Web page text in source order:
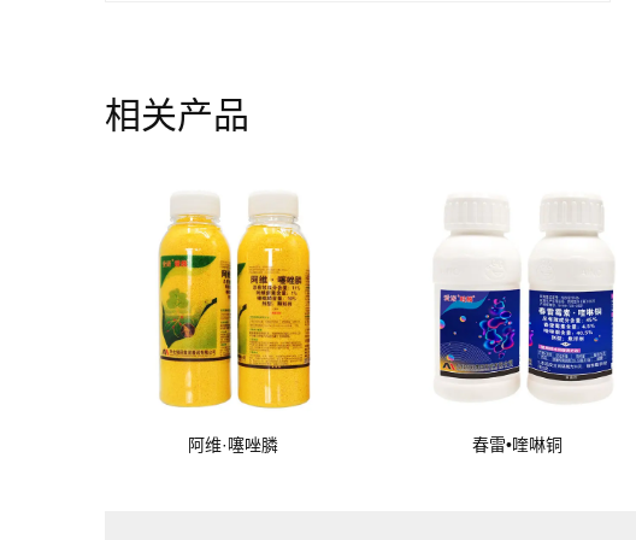
相关产品
阿维·噻唑膦 春雷•喹啉铜